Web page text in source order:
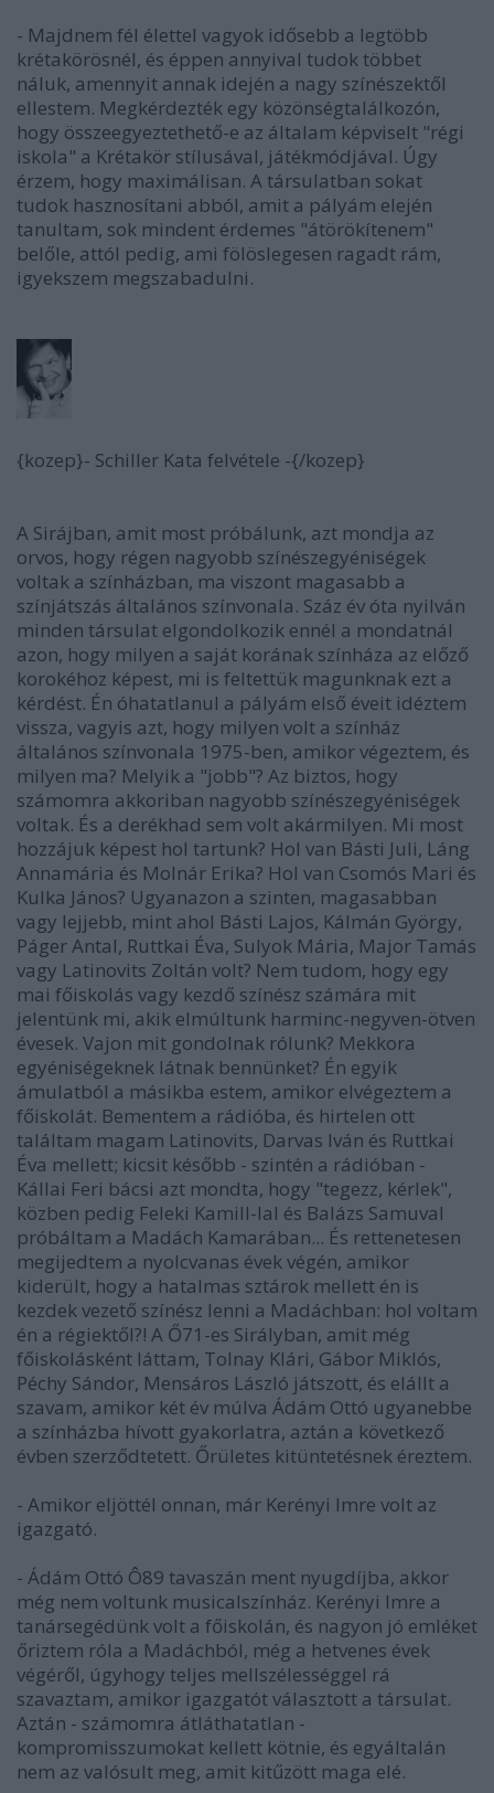
- Majdnem fél élettel vagyok idősebb a legtöbb
krétakörösnél, és éppen annyival tudok többet
náluk, amennyit annak idején a nagy színészektől
ellestem. Megkérdezték egy közönségtalálkozón,
hogy összeegyeztethető-e az általam képviselt "régi
iskola" a Krétakör stílusával, játékmódjával. Úgy
érzem, hogy maximálisan. A társulatban sokat
tudok hasznosítani abból, amit a pályám elején
tanultam, sok mindent érdemes "átörökítenem"
belőle, attól pedig, ami fölöslegesen ragadt rám,
igyekszem megszabadulni.
{kozep}- Schiller Kata felvétele -{/kozep}
A Sirájban, amit most próbálunk, azt mondja az
orvos, hogy régen nagyobb színészegyéniségek
voltak a színházban, ma viszont magasabb a
színjátszás általános színvonala. Száz év óta nyilván
minden társulat elgondolkozik ennél a mondatnál
azon, hogy milyen a saját korának színháza az előző
korokéhoz képest, mi is feltettük magunknak ezt a
kérdést. Én óhatatlanul a pályám első éveit idéztem
vissza, vagyis azt, hogy milyen volt a színház
általános színvonala 1975-ben, amikor végeztem, és
milyen ma? Melyik a "jobb"? Az biztos, hogy
számomra akkoriban nagyobb színészegyéniségek
voltak. És a derékhad sem volt akármilyen. Mi most
hozzájuk képest hol tartunk? Hol van Básti Juli, Láng
Annamária és Molnár Erika? Hol van Csomós Mari és
Kulka János? Ugyanazon a szinten, magasabban
vagy lejjebb, mint ahol Básti Lajos, Kálmán György,
Páger Antal, Ruttkai Éva, Sulyok Mária, Major Tamás
vagy Latinovits Zoltán volt? Nem tudom, hogy egy
mai főiskolás vagy kezdő színész számára mit
jelentünk mi, akik elmúltunk harminc-negyven-ötven
évesek. Vajon mit gondolnak rólunk? Mekkora
egyéniségeknek látnak bennünket? Én egyik
ámulatból a másikba estem, amikor elvégeztem a
főiskolát. Bementem a rádióba, és hirtelen ott
találtam magam Latinovits, Darvas Iván és Ruttkai
Éva mellett; kicsit később - szintén a rádióban -
Kállai Feri bácsi azt mondta, hogy "tegezz, kérlek",
közben pedig Feleki Kamill-lal és Balázs Samuval
próbáltam a Madách Kamarában... És rettenetesen
megijedtem a nyolcvanas évek végén, amikor
kiderült, hogy a hatalmas sztárok mellett én is
kezdek vezető színész lenni a Madáchban: hol voltam
én a régiektől?! A Ő71-es Sirályban, amit még
főiskolásként láttam, Tolnay Klári, Gábor Miklós,
Péchy Sándor, Mensáros László játszott, és elállt a
szavam, amikor két év múlva Ádám Ottó ugyanebbe
a színházba hívott gyakorlatra, aztán a következő
évben szerződtetett. Őrületes kitüntetésnek éreztem.
- Amikor eljöttél onnan, már Kerényi Imre volt az
igazgató.
- Ádám Ottó Ô89 tavaszán ment nyugdíjba, akkor
még nem voltunk musicalszínház. Kerényi Imre a
tanársegédünk volt a főiskolán, és nagyon jó emléket
őriztem róla a Madáchból, még a hetvenes évek
végéről, úgyhogy teljes mellszélességgel rá
szavaztam, amikor igazgatót választott a társulat.
Aztán - számomra átláthatatlan -
kompromisszumokat kellett kötnie, és egyáltalán
nem az valósult meg, amit kitűzött maga elé.